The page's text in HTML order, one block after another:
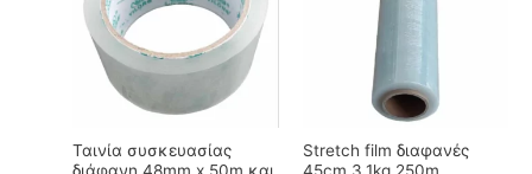
Ταινία συσκευασίας
Stretch film διαφανές